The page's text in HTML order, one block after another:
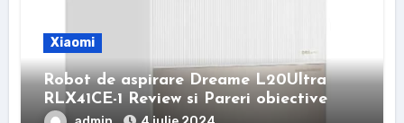
Xiaomi
Robot de aspirare Dreame L20Ultra
RLX41CE-1 Review si Pareri obiective